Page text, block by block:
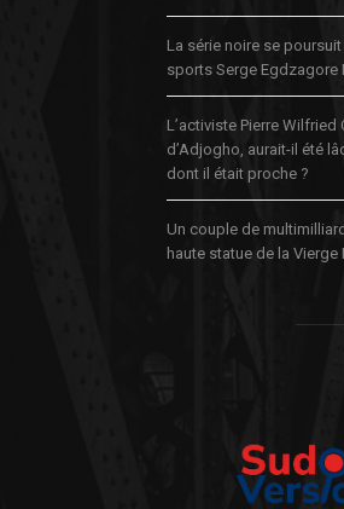
La série noire se
sports Serge Egdzagore
L’activiste Pierre
d’Adjogho, aurait-il été
dont il était proche ?
Un couple de
haute statue de la Vierge